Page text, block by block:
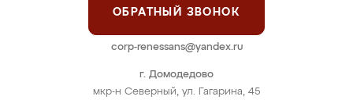
г. Домодедово
мкр-н Северный, ул. Гагарина, 45
ОБРАТНЫЙ ЗВОНОК
corp-renessans@yandex.ru